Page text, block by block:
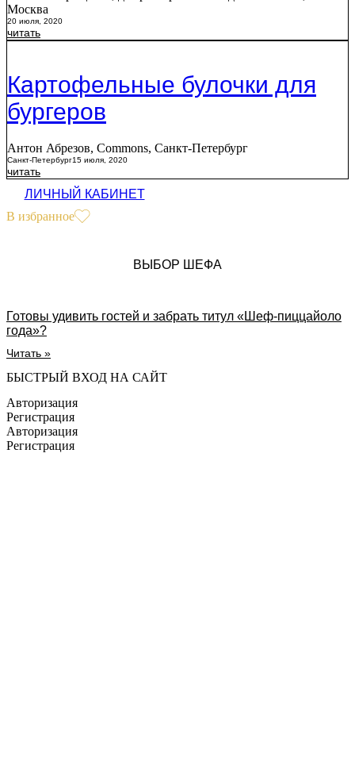
Москва
20 июля, 2020
читать
Картофельные булочки для
бургеров
Антон Абрезов, Commons, Санкт-Петербург
Санкт-Петербург15 июля, 2020
читать
ЛИЧНЫЙ КАБИНЕТ
В избранное
ВЫБОР ШЕФА
Готовы удивить гостей и забрать титул «Шеф-пиццайоло
года»?
Читать »
БЫСТРЫЙ ВХОД НА САЙТ
Авторизация
Регистрация
Авторизация
Регистрация